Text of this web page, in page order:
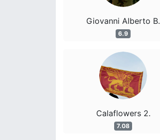
Giovanni Alberto B.
6.9
Calaflowers 2.
7.08